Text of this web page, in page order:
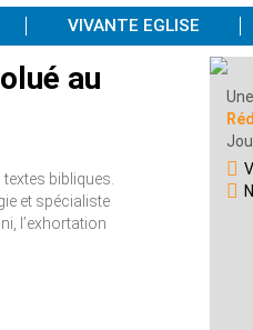
VIVANTE EGLISE
au
bibliques.
et spécialiste
l’exhortation